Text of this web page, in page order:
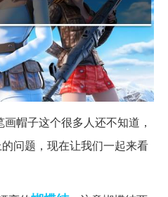
帽子这个很多人还不知道，
问题，现在让我们一起来看